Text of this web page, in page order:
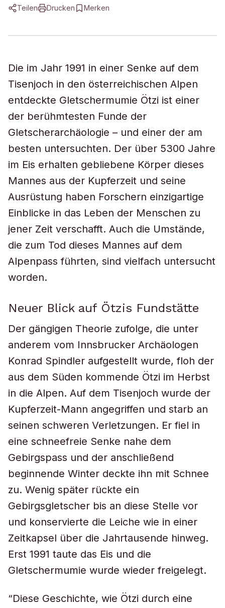
Teilen Drucken Merken
Die im Jahr 1991 in einer Senke auf dem
Tisenjoch in den österreichischen Alpen
entdeckte Gletschermumie Ötzi ist einer
der berühmtesten Funde der
Gletscherarchäologie – und einer der am
besten untersuchten. Der über 5300 Jahre
im Eis erhalten gebliebene Körper dieses
Mannes aus der Kupferzeit und seine
Ausrüstung haben Forschern einzigartige
Einblicke in das Leben der Menschen zu
jener Zeit verschafft. Auch die Umstände,
die zum Tod dieses Mannes auf dem
Alpenpass führten, sind vielfach untersucht
worden.
Neuer Blick auf Ötzis Fundstätte
Der gängigen Theorie zufolge, die unter
anderem vom Innsbrucker Archäologen
Konrad Spindler aufgestellt wurde, floh der
aus dem Süden kommende Ötzi im Herbst
in die Alpen. Auf dem Tisenjoch wurde der
Kupferzeit-Mann angegriffen und starb an
seinen schweren Verletzungen. Er fiel in
eine schneefreie Senke nahe dem
Gebirgspass und der anschließend
beginnende Winter deckte ihn mit Schnee
zu. Wenig später rückte ein
Gebirgsgletscher bis an diese Stelle vor
und konservierte die Leiche wie in einer
Zeitkapsel über die Jahrtausende hinweg.
Erst 1991 taute das Eis und die
Gletschermumie wurde wieder freigelegt.
“Diese Geschichte, wie Ötzi durch eine